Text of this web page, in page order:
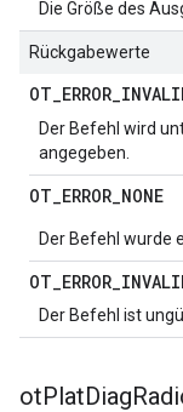
Die Größe des
Rückgabewerte
OT_ERROR_
Der Befehl wird
angegeben.
OT_ERROR_NONE
Der Befehl wurde
OT_ERROR_
Der Befehl ist
otPlatDiag